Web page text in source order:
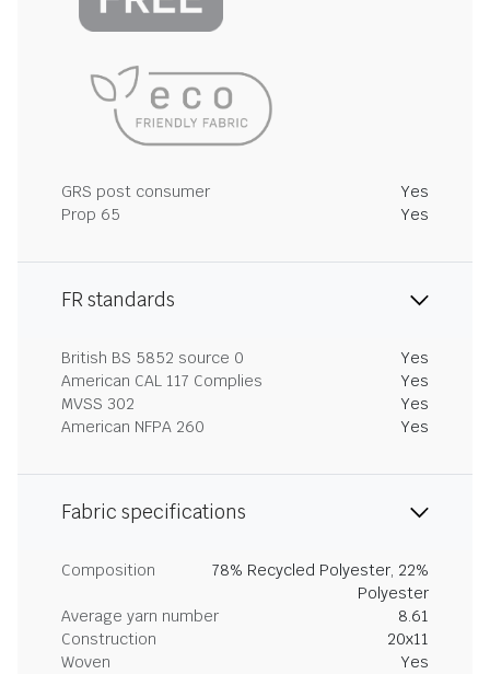
GRS post consumer
Yes
Prop 65
Yes
FR standards
British BS 5852 source 0
Yes
American CAL 117 Complies
Yes
MVSS 302
Yes
American NFPA 260
Yes
Fabric specifications
Composition
78% Recycled Polyester, 22%
Polyester
Average yarn number
8.61
Construction
20x11
Woven
Yes